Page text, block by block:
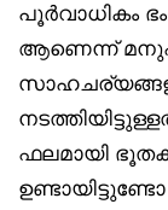
പൂർവാധികം
ആണെന്ന്
ഫലമായി